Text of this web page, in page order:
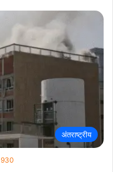
अंतराष्ट्रीय
930